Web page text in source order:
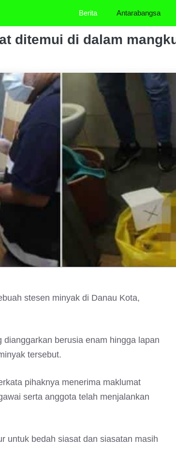
Berita Antarabangsa
ditemui di dalam
stesen minyak di Danau Kota,
berusia enam hingga lapan
tersebut.
pihaknya menerima maklumat
serta anggota telah menjalankan
untuk bedah siasat dan siasatan masih